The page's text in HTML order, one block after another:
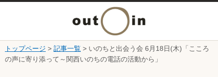
本文へ
ニ
ュ
トップページ > 記事一覧 > いのちと出会う会 6月18日(木)「こころ
の声に寄り添って～関西いのちの電話の活動から」